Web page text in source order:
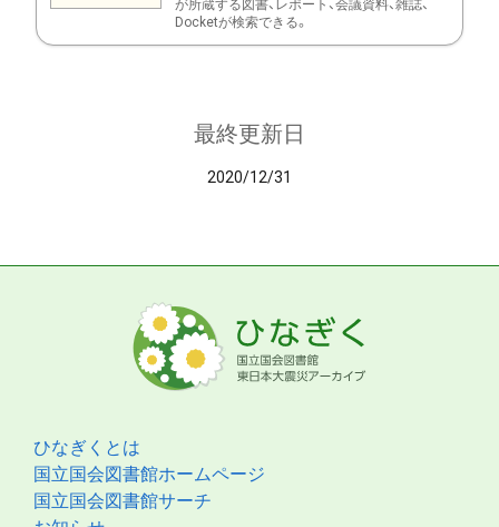
が所蔵する図書、レポート、会議資料、雑誌、
Docketが検索できる。
最終更新日
2020/12/31
ひなぎくとは
国立国会図書館ホームページ
国立国会図書館サーチ